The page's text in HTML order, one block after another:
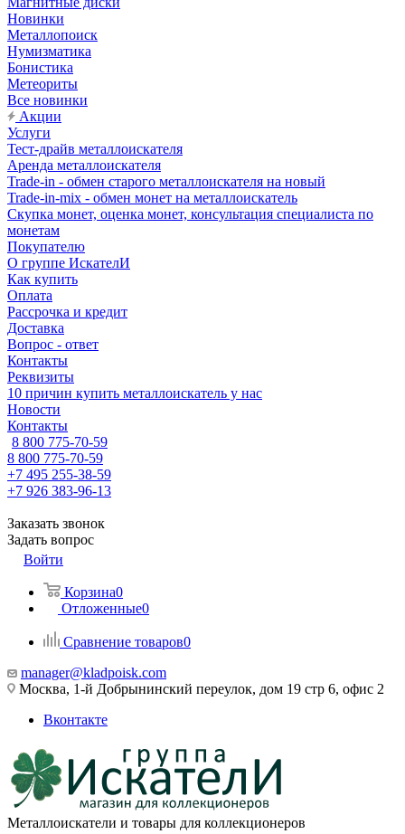
Новинки
Металлопоиск
Нумизматика
Бонистика
Метеориты
Все новинки
Акции
Услуги
Тест-драйв металлоискателя
Аренда металлоискателя
Trade-in - обмен старого металлоискателя на новый
Trade-in-mix - обмен монет на металлоискатель
Скупка монет, оценка монет, консультация специалиста по
монетам
Покупателю
О группе ИскателИ
Как купить
Оплата
Рассрочка и кредит
Доставка
Вопрос - ответ
Контакты
Реквизиты
10 причин купить металлоискатель у нас
Новости
Контакты
8 800 775-70-59
8 800 775-70-59
+7 495 255-38-59
+7 926 383-96-13
Заказать звонок
Задать вопрос
Войти
Корзина0
Отложенные0
Сравнение товаров0
manager@kladpoisk.com
Москва, 1-й Добрынинский переулок, дом 19 стр 6, офис 2
Вконтакте
Металлоискатели и товары для коллекционеров